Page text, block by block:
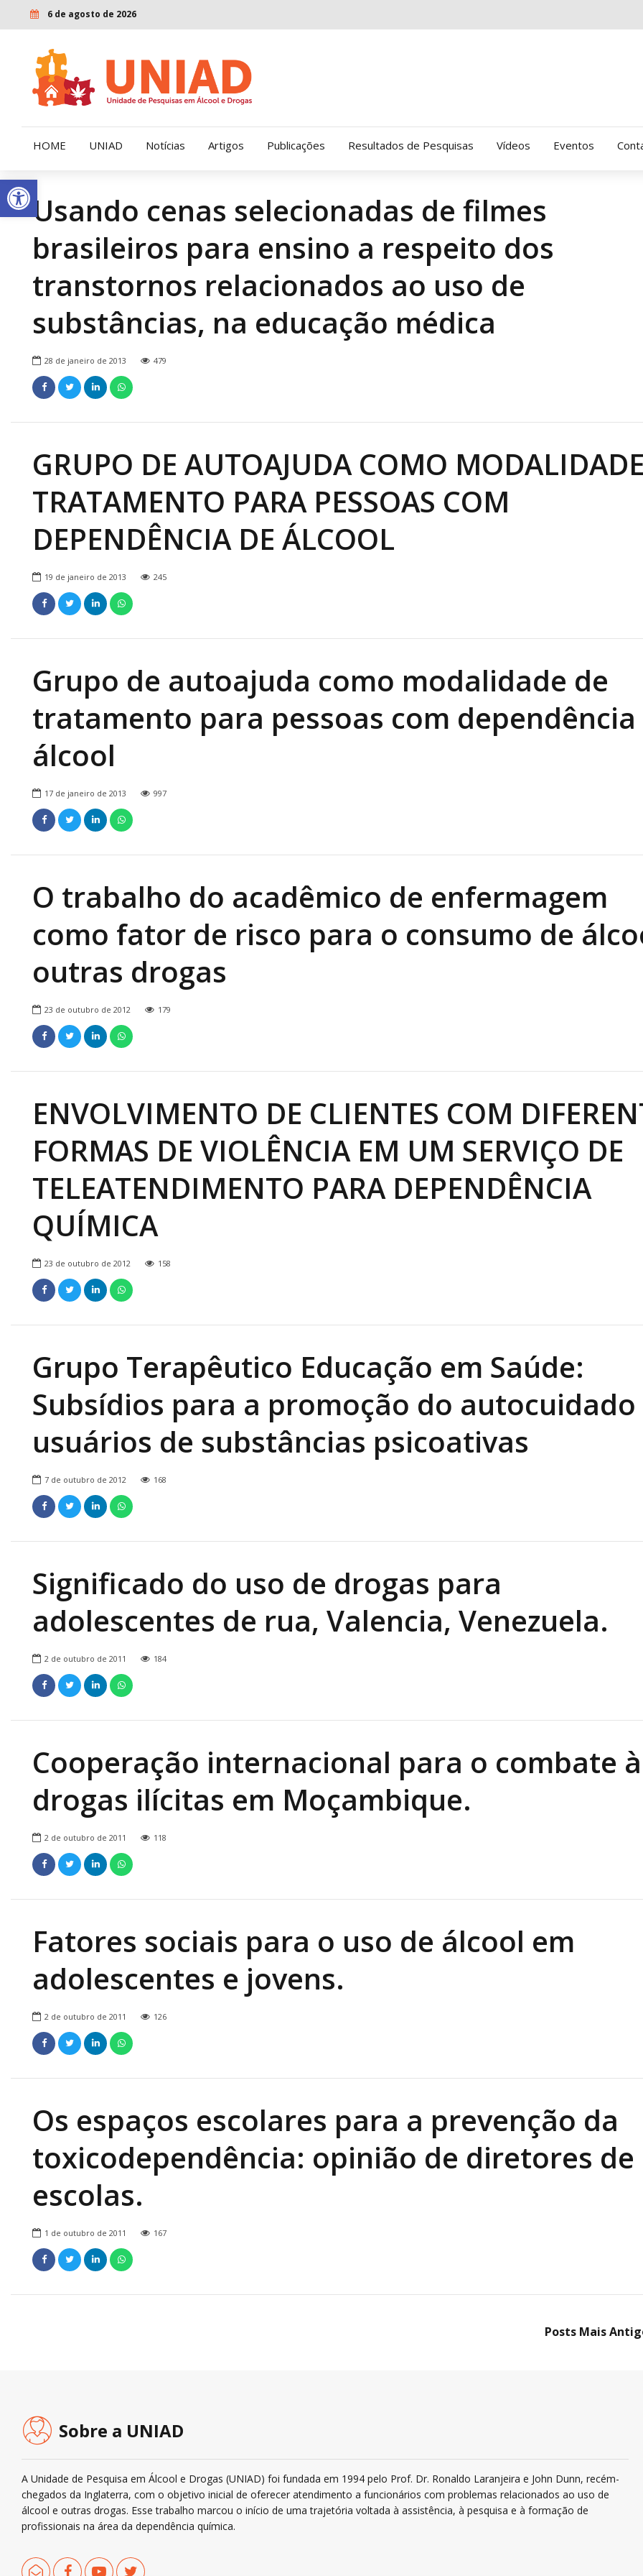
Open toolbar
6 de agosto de 2026
HOME UNIAD
Quem Somos
Nossa História
Diretoria
Onde Estamos
Ronaldo Laranjeira recebe prêmio ISAJE
Griffith Edwards
LENAD Clinica Gressus (Alamedas)
Hospital Cantareira
CRATOD
Notícias Artigos Publicações Resultados de Pesquisas Vídeos Eventos
Usando cenas selecionadas de filmes
brasileiros para ensino a respeito dos
transtornos relacionados ao uso de
substâncias, na educação médica
28 de janeiro de 2013 479
GRUPO DE AUTOAJUDA COMO
TRATAMENTO PARA PESSOAS COM
DEPENDÊNCIA DE ÁLCOOL
19 de janeiro de 2013 245
Grupo de autoajuda como modalidade de
tratamento para pessoas com dependência
álcool
17 de janeiro de 2013 997
O trabalho do acadêmico de enfermagem
como fator de risco para o consumo de
outras drogas
23 de outubro de 2012 179
ENVOLVIMENTO DE CLIENTES COM
FORMAS DE VIOLÊNCIA EM UM SERVIÇO DE
TELEATENDIMENTO PARA DEPENDÊNCIA
QUÍMICA
23 de outubro de 2012 158
Grupo Terapêutico Educação em Saúde:
Subsídios para a promoção do autocuidado
usuários de substâncias psicoativas
7 de outubro de 2012 168
Significado do uso de drogas para
adolescentes de rua, Valencia, Venezuela.
2 de outubro de 2011 184
Cooperação internacional para o combate
drogas ilícitas em Moçambique.
2 de outubro de 2011 118
Fatores sociais para o uso de álcool em
adolescentes e jovens.
2 de outubro de 2011 126
Os espaços escolares para a prevenção da
toxicodependência: opinião de diretores de
escolas.
1 de outubro de 2011 167
Posts Mais
Sobre a UNIAD
A Unidade de Pesquisa em Álcool e Drogas (UNIAD) foi fundada em 1994 pelo Prof. Dr. Ronaldo Laranjeira e John Dunn, recém-
chegados da Inglaterra, com o objetivo inicial de oferecer atendimento a funcionários com problemas relacionados ao uso de
álcool e outras drogas. Esse trabalho marcou o início de uma trajetória voltada à assistência, à pesquisa e à formação de
profissionais na área da dependência química.